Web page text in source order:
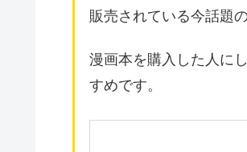
販売されている今話題
漫画本を購入した人に
すめです。